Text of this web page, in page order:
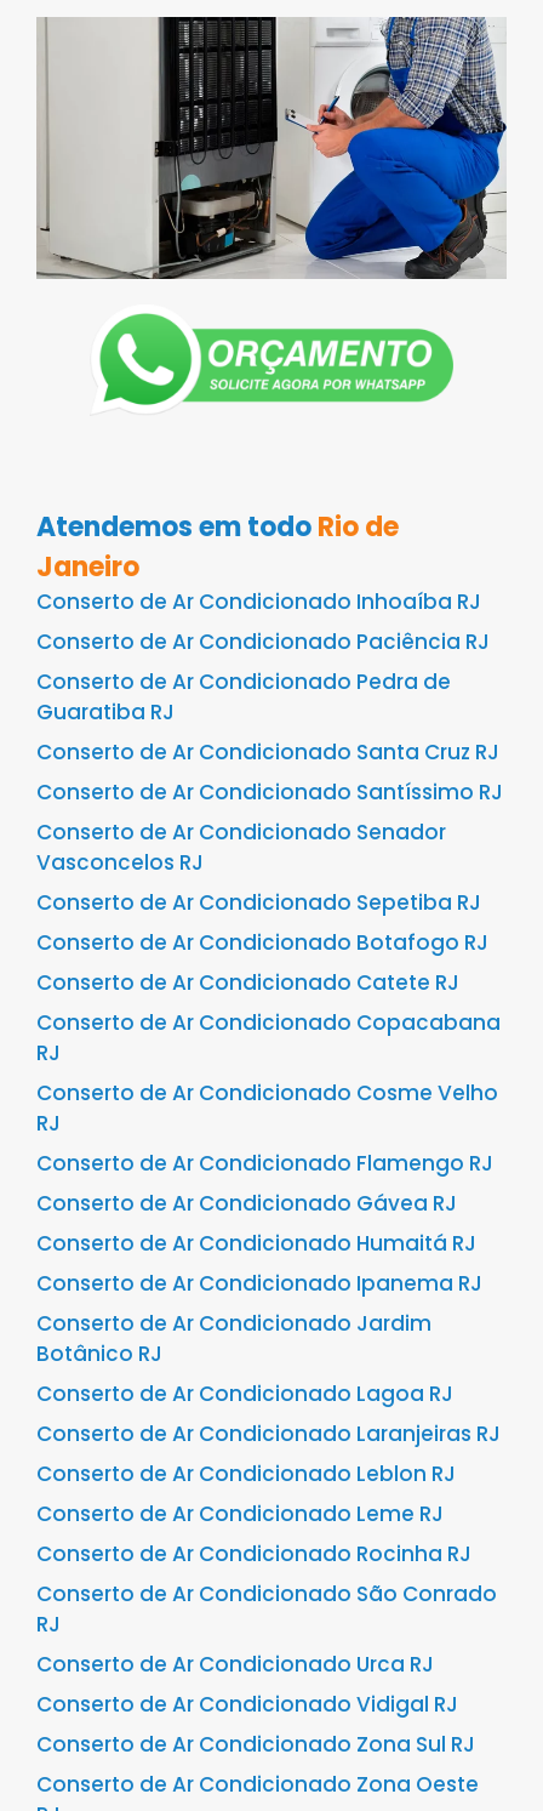
Atendemos em todoRio de
Janeiro
Conserto de Ar Condicionado Inhoaíba RJ
Conserto de Ar Condicionado Paciência RJ
Conserto de Ar Condicionado Pedra de
Guaratiba RJ
Conserto de Ar Condicionado Santa Cruz RJ
Conserto de Ar Condicionado Santíssimo RJ
Conserto de Ar Condicionado Senador
Vasconcelos RJ
Conserto de Ar Condicionado Sepetiba RJ
Conserto de Ar Condicionado Botafogo RJ
Conserto de Ar Condicionado Catete RJ
Conserto de Ar Condicionado Copacabana
RJ
Conserto de Ar Condicionado Cosme Velho
RJ
Conserto de Ar Condicionado Flamengo RJ
Conserto de Ar Condicionado Gávea RJ
Conserto de Ar Condicionado Humaitá RJ
Conserto de Ar Condicionado Ipanema RJ
Conserto de Ar Condicionado Jardim
Botânico RJ
Conserto de Ar Condicionado Lagoa RJ
Conserto de Ar Condicionado Laranjeiras RJ
Conserto de Ar Condicionado Leblon RJ
Conserto de Ar Condicionado Leme RJ
Conserto de Ar Condicionado Rocinha RJ
Conserto de Ar Condicionado São Conrado
RJ
Conserto de Ar Condicionado Urca RJ
Conserto de Ar Condicionado Vidigal RJ
Conserto de Ar Condicionado Zona Sul RJ
Conserto de Ar Condicionado Zona Oeste